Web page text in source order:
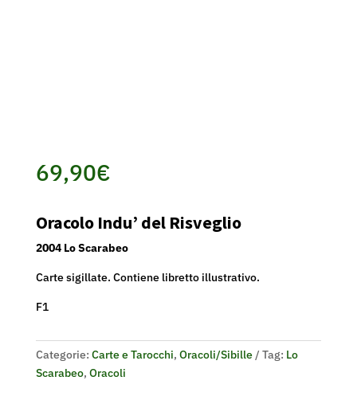
69,90€
Oracolo Indu’ del Risveglio
2004 Lo Scarabeo
Carte sigillate. Contiene libretto illustrativo.
F1
Categorie: Carte e Tarocchi, Oracoli/Sibille Tag: Lo
Scarabeo, Oracoli